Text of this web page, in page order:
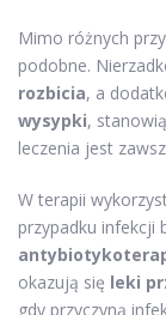
Mimo różnych
podobne.
rozbicia, a
wysypki,
leczenia jest
W terapii
przypadku infekcji
okazują się leki
gdy przyczyną